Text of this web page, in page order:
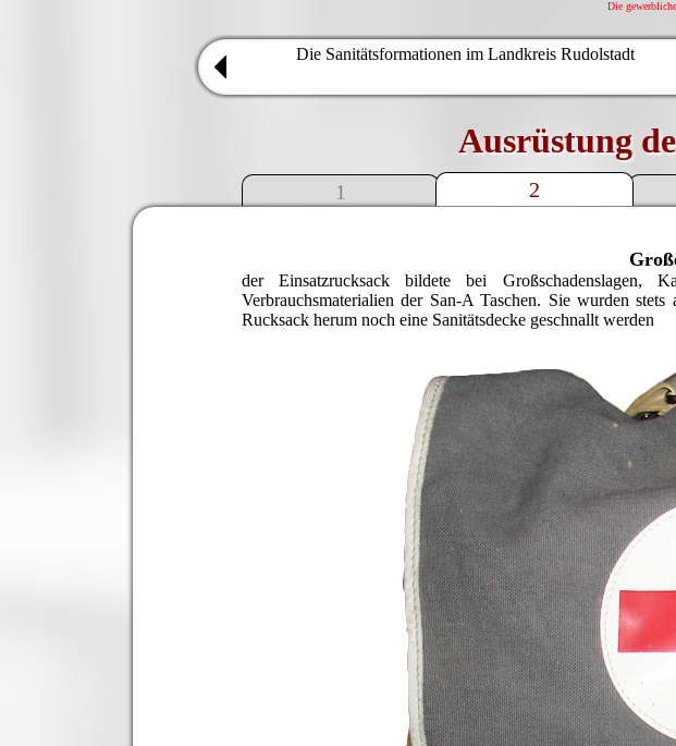
Die
Die Sanitätsformationen im Landkreis Rudolstadt
Ausrüstung
1 2
der Einsatzrucksack bildete bei
Verbrauchsmaterialien der San-A Taschen. Sie wurden
Rucksack herum noch eine Sanitätsdecke geschnallt werden